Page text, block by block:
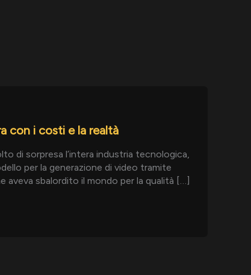
con i costi e la realtà
di sorpresa l’intera industria tecnologica,
per la generazione di video tramite
aveva sbalordito il mondo per la qualità […]